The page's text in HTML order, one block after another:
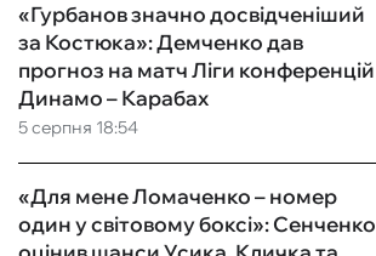
5 серпня 18:54
«Гурбанов значно досвідченіший
за Костюка»: Демченко дав
прогноз на матч Ліги конференцій
Динамо – Карабах
«Для мене Ломаченко – номер
один у світовому боксі»: Сенченко